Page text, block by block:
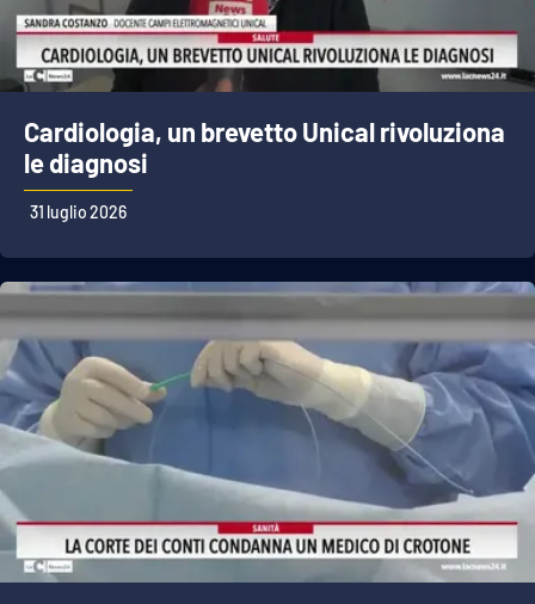
Cardiologia, un brevetto Unical rivoluziona
le diagnosi
31 luglio 2026